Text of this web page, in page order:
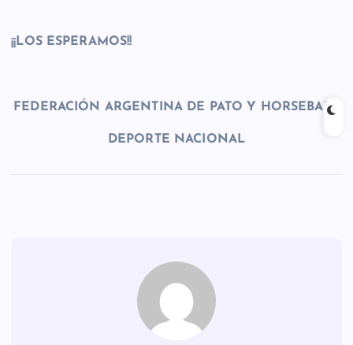
¡¡LOS ESPERAMOS!!
FEDERACIÓN ARGENTINA DE PATO Y HORSEBALL
DEPORTE NACIONAL